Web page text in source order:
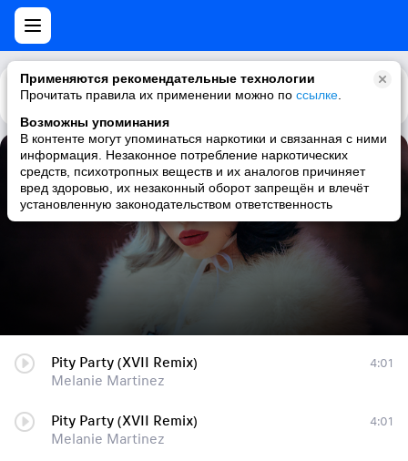
Применяются рекомендательные технологии
Прочитать правила их применении можно по ссылке
Возможны упоминания
В контенте могут упоминаться наркотики и связанная с ними
информация. Незаконное потребление наркотических
средств, психотропных веществ и их аналогов причиняет
вред здоровью, их незаконный оборот запрещён и влечёт
установленную законодательством ответственность
Каталог Рекомендации
Pity Party (XVII Remix)
Melanie Martinez
Pity Party (XVII Remix)
Melanie Martinez
4:01
Pity Party (XVII Remix)
Melanie Martinez
4:01